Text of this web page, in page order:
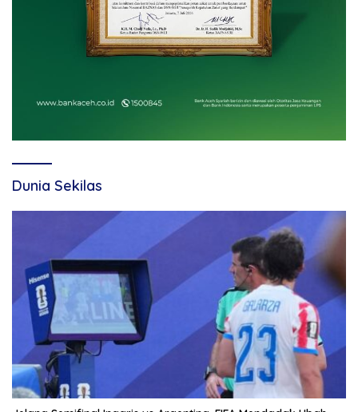
Dunia Sekilas